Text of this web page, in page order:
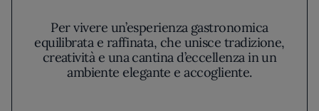
Per vivere un’esperienza gastronomica
equilibrata e raffinata, che unisce tradizione,
creatività e una cantina d’eccellenza in un
ambiente elegante e accogliente.